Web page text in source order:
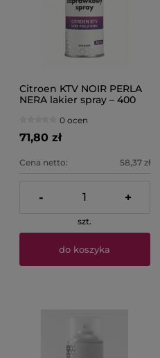
Citroen KTV NOIR PERLA
NERA lakier spray – 400
0 ocen
71,80 zł
Cena netto: 58,37 zł
- +
szt.
do koszyka